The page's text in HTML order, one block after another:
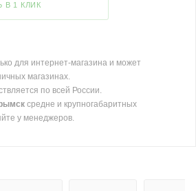
В 1 КЛИК
для интернет-магазина и может
магазинах.
по всей России.
средне и крупногабаритных
у менеджеров.